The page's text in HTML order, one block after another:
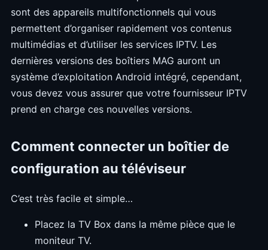
sont des appareils multifonctionnels qui vous
permettent d’organiser rapidement vos contenus
multimédias et d’utiliser les services IPTV. Les
dernières versions des boîtiers MAG auront un
système d’exploitation Android intégré, cependant,
vous devez vous assurer que votre fournisseur IPTV
prend en charge ces nouvelles versions.
Comment connecter un boîtier de
configuration au téléviseur
C’est très facile et simple…
Placez la TV Box dans la même pièce que le
moniteur TV.